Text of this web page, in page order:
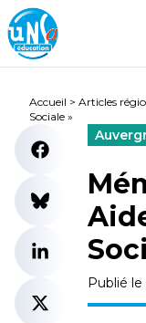
Accueil > Articles
Sociale »
Publié